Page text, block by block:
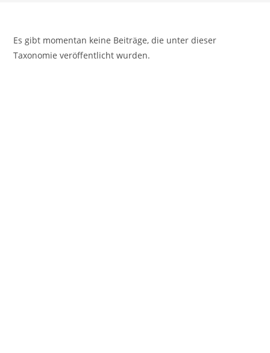
Es gibt momentan keine Beiträge, die unter dieser
Taxonomie veröffentlicht wurden.